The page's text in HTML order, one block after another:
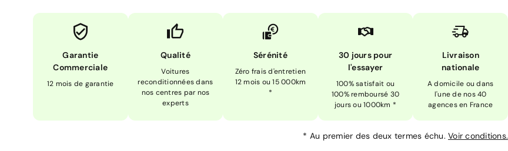
Garantie
Commerciale
12 mois de garantie
Qualité
Voitures
reconditionnées dans
nos centres par nos
experts
Sérénité
Zéro frais d'entretien
12 mois ou 15 000km
*
30 jours pour
l'essayer
100% satisfait ou
100% remboursé 30
jours ou 1000km *
Livraison
nationale
A domicile ou dans
l'une de nos 40
agences en France
* Au premier des deux termes échu. Voir conditions.